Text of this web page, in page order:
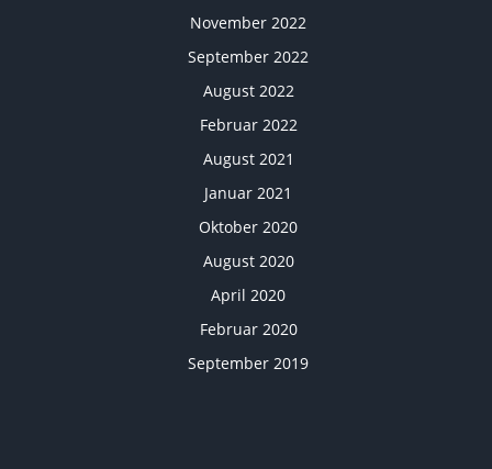
November 2022
September 2022
August 2022
Februar 2022
August 2021
Januar 2021
Oktober 2020
August 2020
April 2020
Februar 2020
September 2019